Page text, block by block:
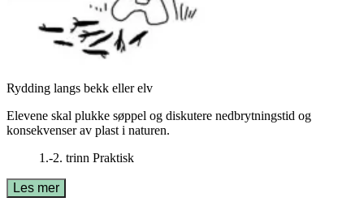
Rydding langs bekk eller elv
Elevene skal plukke søppel og diskutere nedbrytningstid og
konsekvenser av plast i naturen.
1.-2. trinn Praktisk
Les mer